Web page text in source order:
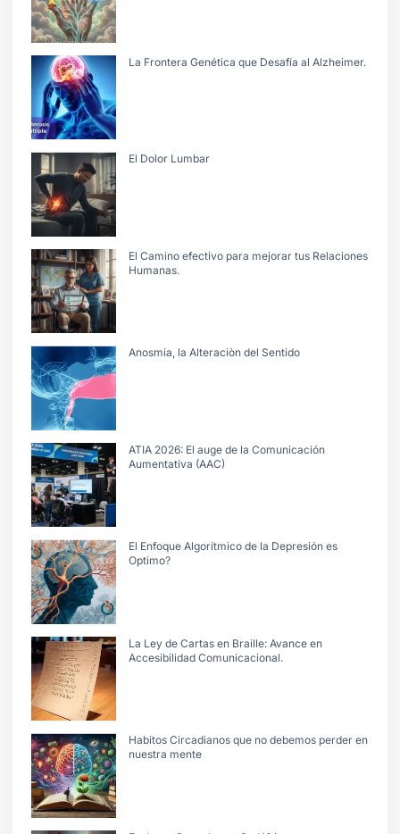
La Frontera Genética que Desafía al Alzheimer.
El Dolor Lumbar
El Camino efectivo para mejorar tus Relaciones
Humanas.
Anosmia, la Alteraciòn del Sentido
ATIA 2026: El auge de la Comunicación
Aumentativa (AAC)
El Enfoque Algorítmico de la Depresión es
Optimo?
La Ley de Cartas en Braille: Avance en
Accesibilidad Comunicacional.
Habitos Circadianos que no debemos perder en
nuestra mente